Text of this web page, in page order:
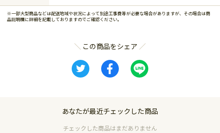
※一部大型商品などは配送地域や状況によって別途工事費等が必要な場合がありますが、その場合は商
品説明欄に詳細を記載しておりますのでご確認ください。
この商品をシェア
あなたが最近チェックした商品
チェックした商品はまだありません